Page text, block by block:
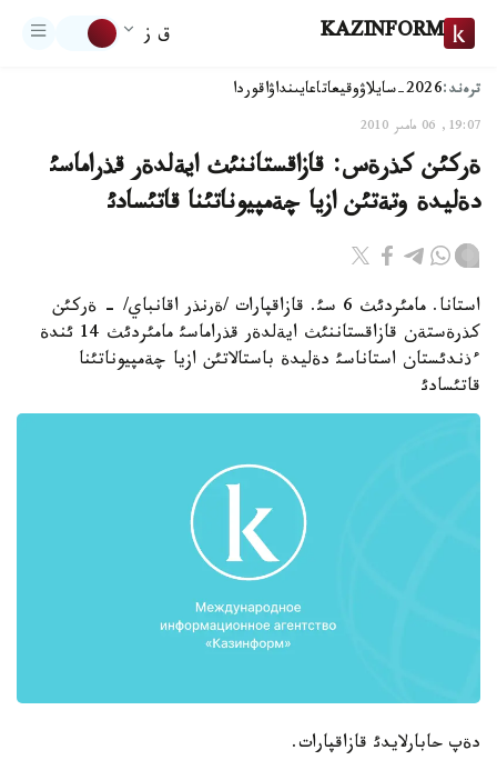
KAZINFORM ق ز
ترەند:2026-سايلاۋ وقيعاتاعايىنداۋاقوردا
19:07, 06 مامىر 2010
ةركئن كذرةس: قازاقستاننئث ايةلدةر قذراماسئ
دةليدة وتةتئن ازيا چةمپيوناتئنا قاتئسادئ
استانا. مامئردئث 6 سئ. قازاقپارات /ةرنذر اقانباي/ - ةركئن
كذرةستةن قازاقستاننئث ايةلدةر قذراماسئ مامئردئث 14 ئندة
ءذندئستان استاناسئ دةليدة باستالاتئن ازيا چةمپيوناتئنا
قاتئسادئ
دةپ حابارلايدئ قازاقپارات.